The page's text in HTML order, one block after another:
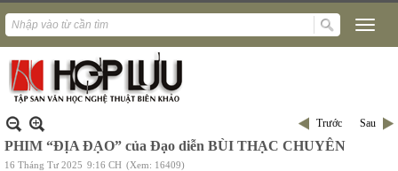
Trước Sau
PHIM “ĐỊA ĐẠO” của Đạo diễn BÙI THẠC CHUYÊN
16 Tháng Tư 2025 9:16 CH (Xem: 16409)